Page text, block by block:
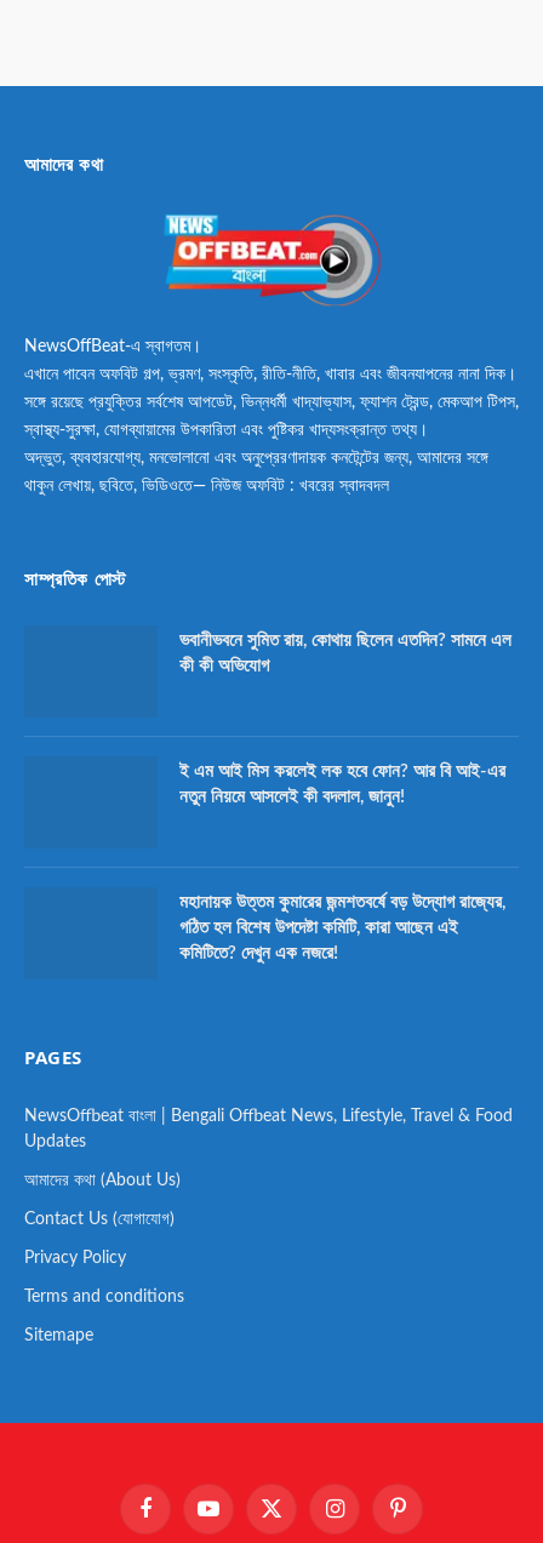
আমাদের কথা
NewsOffBeat-এ স্বাগতম।
এখানে পাবেন অফবিট গল্প, ভ্রমণ, সংস্কৃতি, রীতি-নীতি, খাবার এবং জীবনযাপনের নানা দিক।
সঙ্গে রয়েছে প্রযুক্তির সর্বশেষ আপডেট, ভিন্নধর্মী খাদ্যাভ্যাস, ফ্যাশন ট্রেন্ড, মেকআপ টিপস,
স্বাস্থ্য-সুরক্ষা, যোগব্যায়ামের উপকারিতা এবং পুষ্টিকর খাদ্যসংক্রান্ত তথ্য।
অদ্ভুত, ব্যবহারযোগ্য, মনভোলানো এবং অনুপ্রেরণাদায়ক কনটেন্টের জন্য, আমাদের সঙ্গে
থাকুন লেখায়, ছবিতে, ভিডিওতে— নিউজ অফবিট : খবরের স্বাদবদল
সাম্প্রতিক পোস্ট
ভবানীভবনে সুমিত রায়, কোথায় ছিলেন এতদিন? সামনে এল
কী কী অভিযোগ
ই এম আই মিস করলেই লক হবে ফোন? আর বি আই-এর
নতুন নিয়মে আসলেই কী বদলাল, জানুন!
মহানায়ক উত্তম কুমারের জন্মশতবর্ষে বড় উদ্যোগ রাজ্যের,
গঠিত হল বিশেষ উপদেষ্টা কমিটি, কারা আছেন এই
কমিটিতে? দেখুন এক নজরে!
PAGES
NewsOffbeat বাংলা | Bengali Offbeat News, Lifestyle, Travel & Food
Updates
আমাদের কথা (About Us)
Contact Us (যোগাযোগ)
Privacy Policy
Terms and conditions
Sitemape
FacebookYouTube X
InstagramPinterest